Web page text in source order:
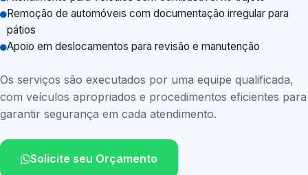
Remoção de automóveis com documentação irregular para
pátios
Apoio em deslocamentos para revisão e manutenção
Os serviços são executados por uma equipe qualificada,
com veículos apropriados e procedimentos eficientes para
garantir segurança em cada atendimento.
Solicite seu Orçamento